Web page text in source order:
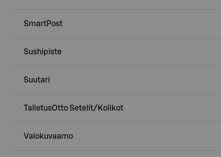
SmartPost
Sushipiste
Suutari
TalletusOtto Setelit/Kolikot
Valokuvaamo